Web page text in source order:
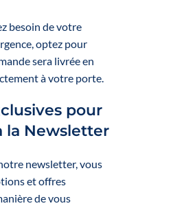
besoin de votre
optez pour
sera livrée en
à votre porte.
pour
la Newsletter
newsletter, vous
et offres
de vous